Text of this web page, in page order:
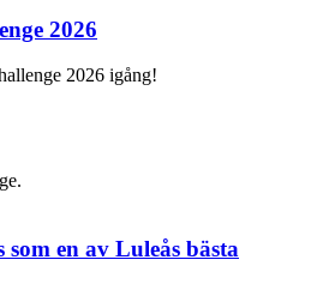
2026
2026 igång!
en av Luleås bästa